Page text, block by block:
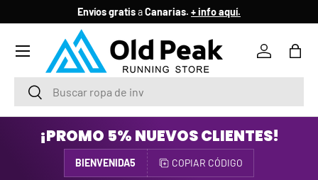
IR AL CONTENIDO
Envíos gratisaCanarias. + info aquí.
BuscarBuscar
Iniciar
Menú
¡PROMO 5% NUEVOS CLIENTES!
BIENVENIDA5 COPIAR CÓDIGO